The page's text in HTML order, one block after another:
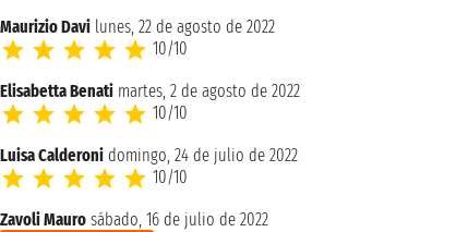
Maurizio Davi lunes, 22 de agosto de 2022
10/10
Elisabetta Benati martes, 2 de agosto de 2022
10/10
Luisa Calderoni domingo, 24 de julio de 2022
10/10
Zavoli Mauro sábado, 16 de julio de 2022